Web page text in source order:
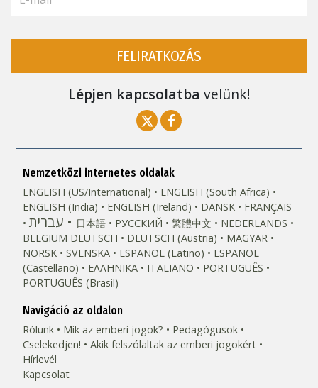
FELIRATKOZÁS
Lépjen kapcsolatba velünk!
Nemzetközi internetes oldalak
ENGLISH (US/International)
ENGLISH (South Africa)
ENGLISH (India)
ENGLISH (Ireland) DANSK FRANÇAIS
עברית 日本語 РУССКИЙ 繁體中文
NEDERLANDS
BELGIUM DEUTSCH DEUTSCH (Austria)
MAGYAR
NORSK
SVENSKA ESPAÑOL (Latino)
ESPAÑOL
(Castellano)
ΕΛΛΗΝΙΚA ITALIANO
PORTUGUÊS
PORTUGUÊS (Brasil)‎
Navigáció az oldalon
Rólunk
Mik az emberi jogok?
Pedagógusok
Cselekedjen!
Akik felszólaltak az emberi jogokért
Hírlevél
Kapcsolat